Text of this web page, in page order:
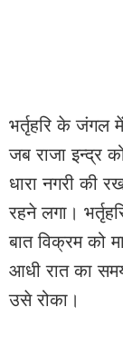
भर्तृहरि के जंगल
जब राजा इन्द्र
धारा नगरी की
रहने लगा।
बात विक्रम को
आधी रात का
उसे रोका।